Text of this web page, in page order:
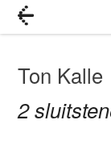
Ton Kalle
2